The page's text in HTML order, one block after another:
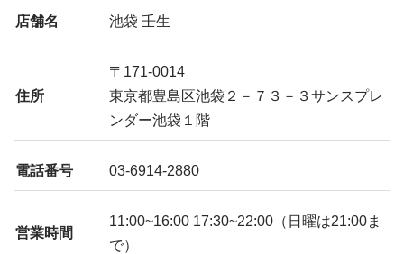
慮下さい。
店舗名 池袋 壬生
住所
〒171-0014
東京都豊島区池袋２－７３－３サンスプレ
ンダー池袋１階
電話番号 03-6914-2880
営業時間
11:00~16:00 17:30~22:00（日曜は21:00ま
で）